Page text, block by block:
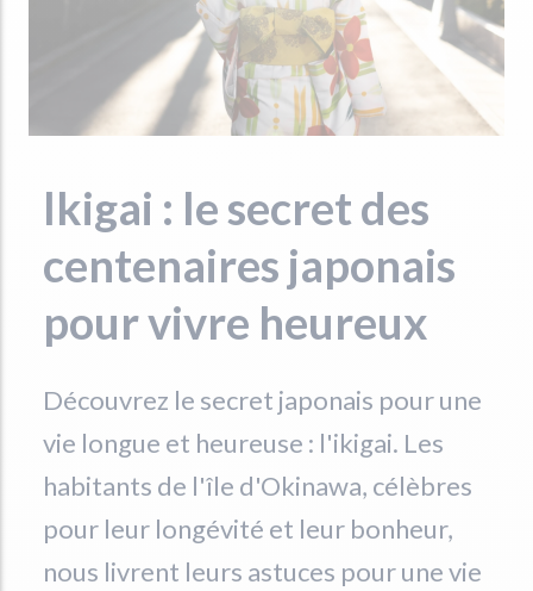
Ikigai : le secret des
centenaires japonais
pour vivre heureux
Découvrez le secret japonais pour une
vie longue et heureuse : l'ikigai. Les
habitants de l'île d'Okinawa, célèbres
pour leur longévité et leur bonheur,
nous livrent leurs astuces pour une vie